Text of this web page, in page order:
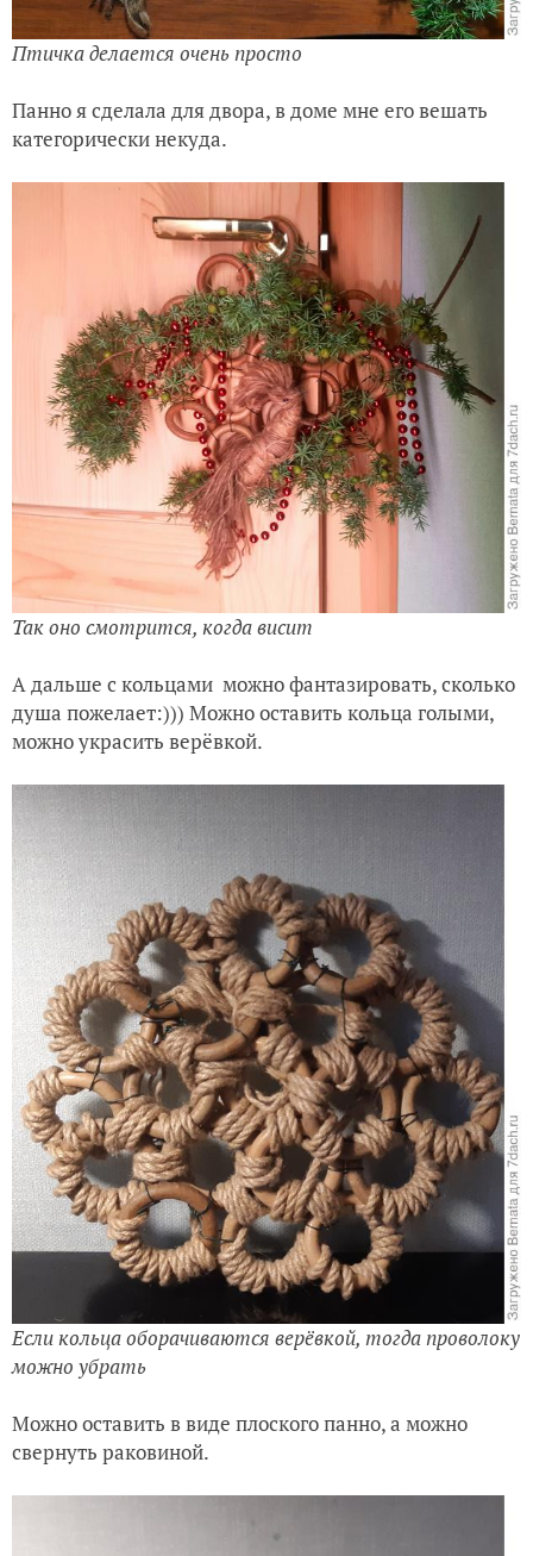
Птичка делается очень просто
Панно я сделала для двора, в доме мне его вешать
категорически некуда.
Так оно смотрится, когда висит
А дальше с кольцами можно фантазировать, сколько
душа пожелает:))) Можно оставить кольца голыми,
можно украсить верёвкой.
Если кольца оборачиваются верёвкой, тогда проволоку
можно убрать
Можно оставить в виде плоского панно, а можно
свернуть раковиной.